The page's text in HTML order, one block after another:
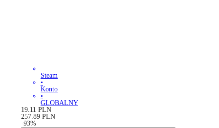
Steam
•
Konto
•
GLOBALNY
19.11 PLN
257.89 PLN
-93%